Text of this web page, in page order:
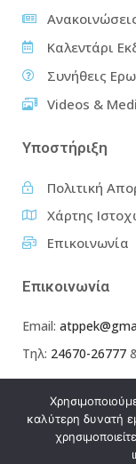
Καλεντάρι
Συνήθεις
Videos &
Υποστήριξη
Πολιτική
Χάρτης
Επικοινωνία
Επικοινωνία
Email:
Τηλ: 24670-26777
καλύτερη δυνατή